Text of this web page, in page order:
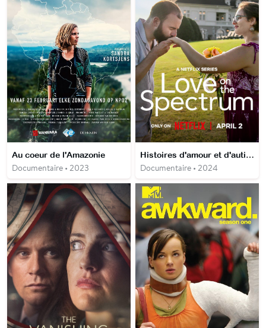
Au coeur de l'Amazonie
Documentaire • 2023
Histoires d'amour et d'autisme
Documentaire • 2024